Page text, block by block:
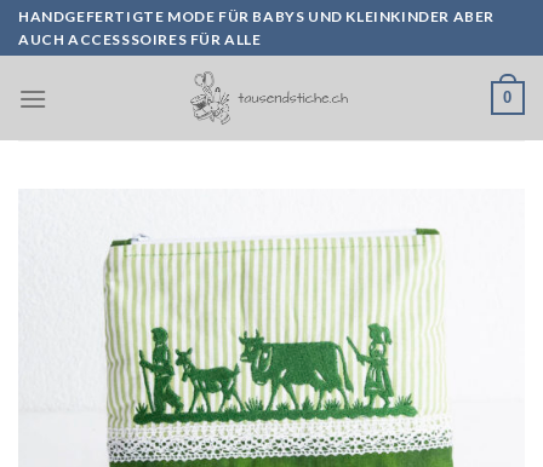
SkipHANDGEFERTIGTE MODE FÜR BABYS UND KLEINKINDER ABER
AUCH ACCESSSOIRES FÜR ALLE
0